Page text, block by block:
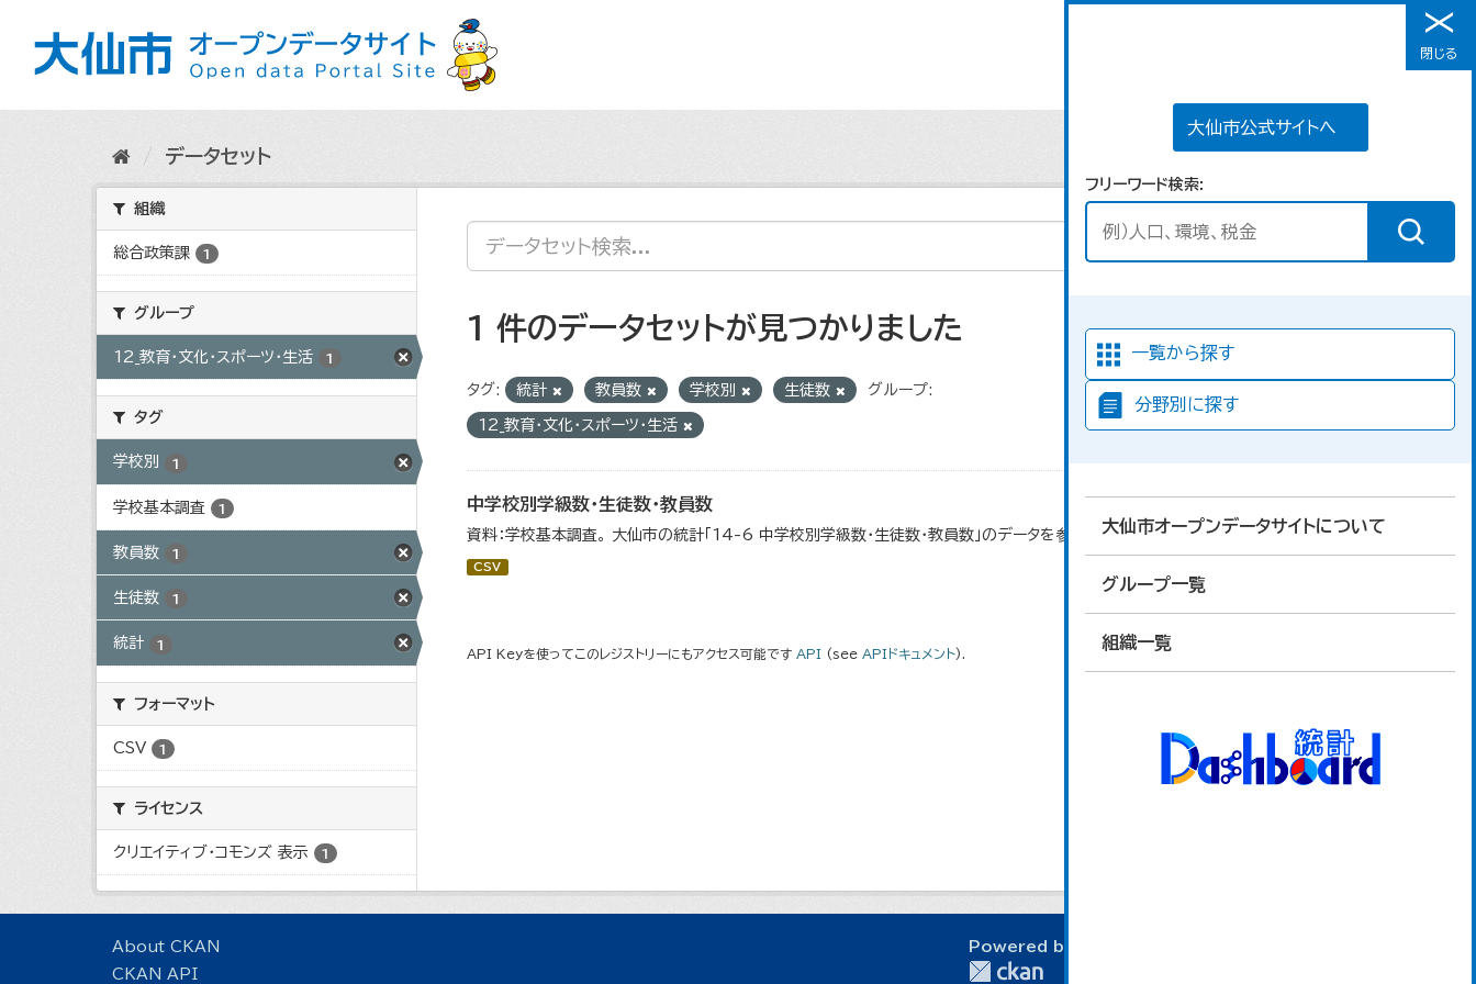
メニュー
大仙市公式サイトへ
フリーワード検索
一覧から探す
分野別に探す
大仙市オープンデータサイトについて
グループ一覧
組織一覧
閉じる
データセット
組織
総合政策課 1
グループ
12_教育・文化・スポーツ・生活 1
タグ
学校別 1
学校基本調査 1
教員数 1
生徒数 1
統計 1
フォーマット
CSV 1
ライセンス
クリエイティブ・コモンズ 表示 1
1 件のデータセットが見つかりました
タグ: 統計 教員数 学校別 生徒数 グループ:
12_教育・文化・スポーツ・生活
中学校別学級数・生徒数・教員数
資料：学校基本調査。 大仙市の統計「14-6 中学校別学級数・生徒数・教員数」のデータを参照しています。
CSV
API Keyを使ってこのレジストリーにもアクセス可能です API (see APIドキュメント).
About CKAN
CKAN API
Powered by